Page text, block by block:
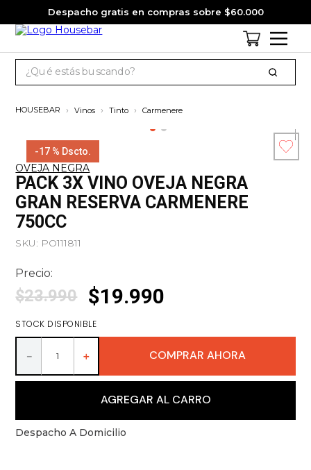
Despacho gratis en compras sobre $60.000
jagermeister
3.
pack
4.
gin
5.
jack daniels
6.
miniatura
8.
ron
10. miniaturas
Vinos Tinto Carmenere
-17 % Dscto.
OVEJA NEGRA
PACK 3X VINO OVEJA NEGRA
GRAN RESERVA CARMENERE
750CC
SKU: PO111811
Precio:
$23.990 $19.990
STOCK DISPONIBLE
＋
－ COMPRAR AHORA
AGREGAR AL CARRO
Despacho A Domicilio